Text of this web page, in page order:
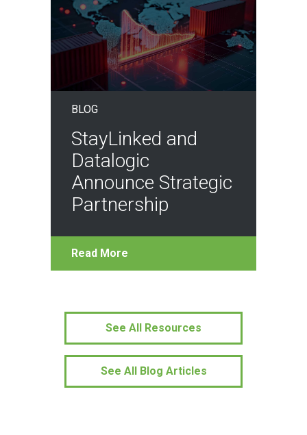
BLOG
StayLinked and
Datalogic
Announce Strategic
Partnership
Read More
See All Resources
See All Blog Articles